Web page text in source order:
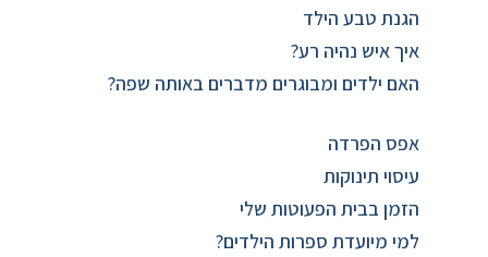
הגנת טבע הילד
איך איש נהיה רע?
האם ילדים ומבוגרים מדברים באותה שפה?
אפס הפרדה
עיסוי תינוקות
הזמן בבית הפעוטות שלי
למי מיועדת ספרות הילדים?